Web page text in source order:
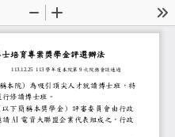
Zoom
Out
In
博士培育專案
獎學金
評選辦法
113.12.25 113學年度本院第
9次院務會談通過
資學院
簡稱本院
)
為吸引頂尖人才就讀
院優秀學生逕行修讀博
育專案獎學金
以下簡稱本獎學金
) 評審委員會由
並邀請
AI電資大聯盟企業代表組